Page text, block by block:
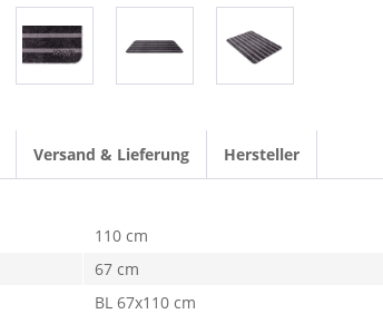
Versand & Lieferung Hersteller
110 cm
67 cm
BL 67x110 cm